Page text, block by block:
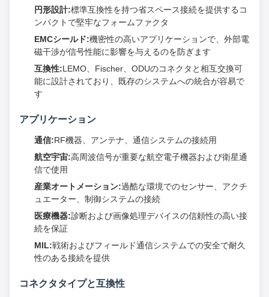
円形設計:標準互換性を持つ省スペース接続を提供するコ
ンパクトで堅牢なフォームファクタ
EMCシールド:機密性の高いアプリケーションで、外部電
磁干渉が信号性能に影響を与えるのを防ぎます
互換性:LEMO、Fischer、ODUのコネクタと相互交換可
能に設計されており、既存のシステムへの統合が容易で
す
アプリケーション
通信:RF機器、アンテナ、通信システムの接続用
航空宇宙:高周波信号が重要な航空電子機器および衛星通
信で使用
産業オートメーション:過酷な環境でのセンサー、アクチ
ュエーター、制御システムの接続
医療機器:診断および画像処理デバイスの信頼性の高い接
続を保証
MIL:戦術およびフィールド通信システムでの安全で耐久
性のある接続を提供
コネクタタイプと互換性